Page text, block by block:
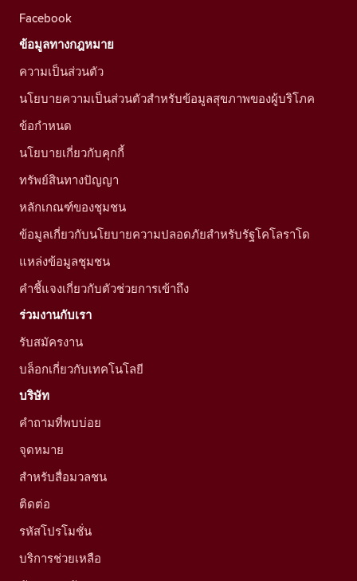
Facebook
ข้อมูลทางกฎหมาย
ความเป็นส่วนตัว
นโยบายความเป็นส่วนตัวสำหรับข้อมูลสุขภาพของผู้บริโภค
ข้อกำหนด
นโยบายเกี่ยวกับคุกกี้
ทรัพย์สินทางปัญญา
หลักเกณฑ์ของชุมชน
ข้อมูลเกี่ยวกับนโยบายความปลอดภัยสำหรับรัฐโคโลราโด
แหล่งข้อมูลชุมชน
คำชี้แจงเกี่ยวกับตัวช่วยการเข้าถึง
ร่วมงานกับเรา
รับสมัครงาน
บล็อกเกี่ยวกับเทคโนโลยี
บริษัท
คำถามที่พบบ่อย
จุดหมาย
สำหรับสื่อมวลชน
ติดต่อ
รหัสโปรโมชั่น
บริการช่วยเหลือ